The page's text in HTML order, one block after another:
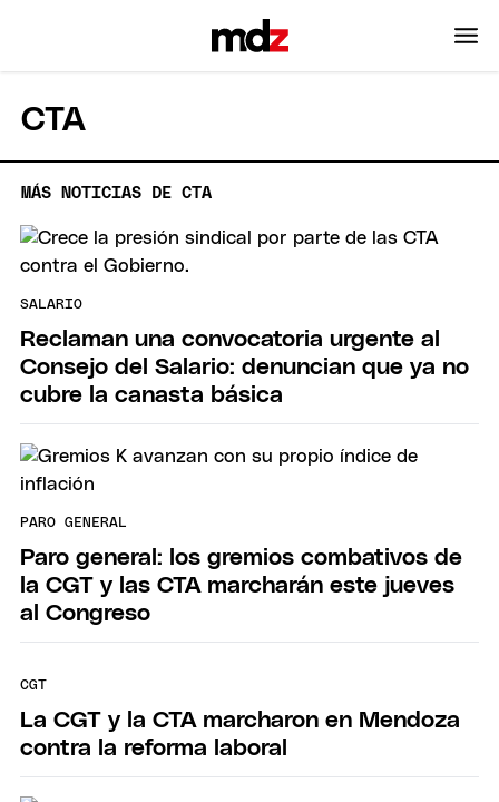
CTA
MÁS NOTICIAS DE CTA
SALARIO
Reclaman una convocatoria urgente al
Consejo del Salario: denuncian que ya no
cubre la canasta básica
PARO GENERAL
Paro general: los gremios combativos de
la CGT y las CTA marcharán este jueves
al Congreso
CGT
La CGT y la CTA marcharon en Mendoza
contra la reforma laboral